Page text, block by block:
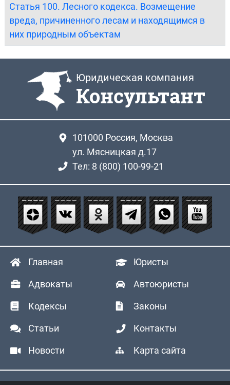
Статья 100. Лесного кодекса. Возмещение
вреда, причиненного лесам и находящимся в
них природным объектам
Юридическая компания
Консультант
101000 Россия, Москва
ул. Мясницкая д.17
Тел: 8 (800) 100-99-21
Главная Юристы
Адвокаты Автоюристы
Кодексы Законы
Статьи Контакты
Новости Карта сайта